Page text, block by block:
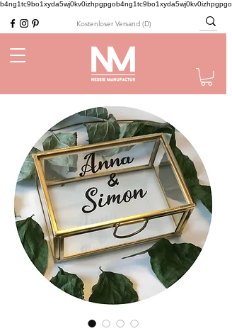
b4ng1tc9bo1xyda5wj0kv0izhpgpgob4ng1tc9bo1xyda5wj0kv0izhpgpgo
Kostenloser Versand (D)